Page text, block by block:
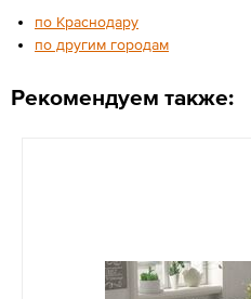
по Краснодару
по другим городам
Рекомендуем также: